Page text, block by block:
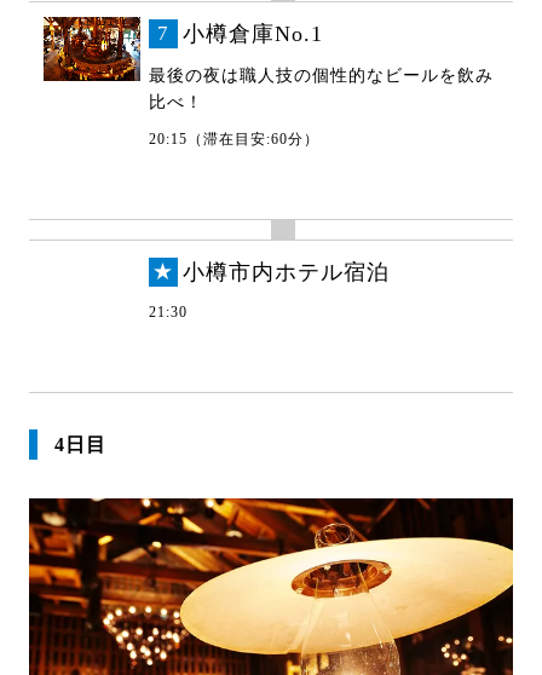
7 小樽倉庫No.1
最後の夜は職人技の個性的なビールを飲み
比べ！
20:15（滞在目安:60分）
★ 小樽市内ホテル宿泊
21:30
4日目